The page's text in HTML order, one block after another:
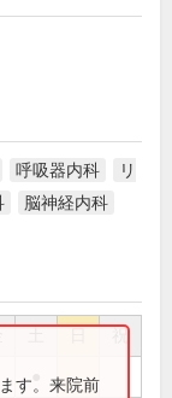
呼吸器内科
リ
脳神経内科
祝
す。来院前